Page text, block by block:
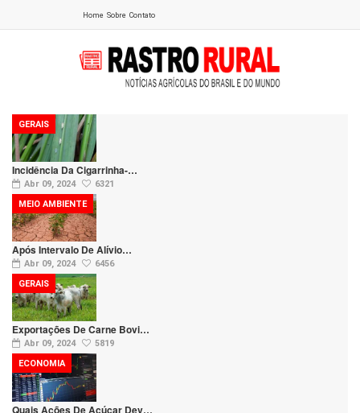
Home Sobre Contato
Incidência Da Cigarrinha-…
Abr 09, 2024 6321
GERAIS
Após Intervalo De Alívio…
Abr 09, 2024 6456
MEIO AMBIENTE
Exportações De Carne Bovi…
Abr 09, 2024 5819
GERAIS
Quais Ações De Açúcar Dev…
ECONOMIA